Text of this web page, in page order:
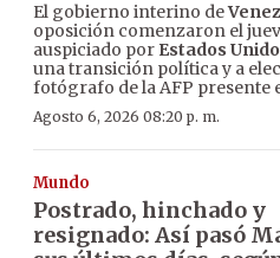
El gobierno interino de
oposición comenzaron el
auspiciado por Estados
una transición política y a
fotógrafo de la AFP presente
Agosto 6, 2026 08:20 p. m.
Mundo
Postrado, hinchado y
resignado: Así pasó